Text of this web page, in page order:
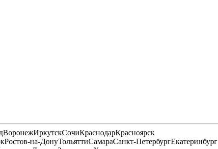
ВоронежИркутскСочиКраснодарКрасноярск
Ростов-на-ДонуТольяттиСамараСанкт-ПетербургЕкатеринбург